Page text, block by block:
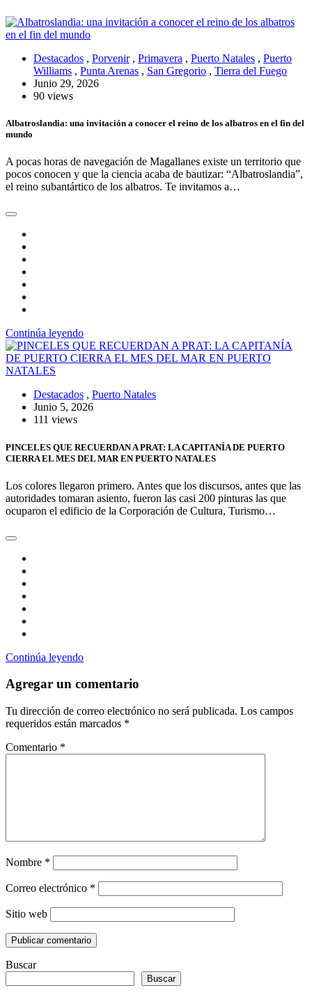
Destacados , Porvenir, Primavera , Puerto Natales , Puerto
Williams , Punta Arenas , San Gregorio , Tierra del Fuego
Junio 29, 2026
90 views
Albatroslandia: una invitación a conocer el reino de los albatros en el fin del
mundo
A pocas horas de navegación de Magallanes existe un territorio que
pocos conocen y que la ciencia acaba de bautizar: “Albatroslandia”,
el reino subantártico de los albatros. Te invitamos a…
Continúa leyendo
Destacados , Puerto Natales
Junio 5, 2026
111 views
PINCELES QUE RECUERDAN A PRAT: LA CAPITANÍA DE PUERTO
CIERRA EL MES DEL MAR EN PUERTO NATALES
Los colores llegaron primero. Antes que los discursos, antes que las
autoridades tomaran asiento, fueron las casi 200 pinturas las que
ocuparon el edificio de la Corporación de Cultura, Turismo…
Continúa leyendo
Agregar un comentario
Tu dirección de correo electrónico no será publicada. Los campos
requeridos están marcados *
Comentario *
Nombre *
Correo electrónico *
Sitio web
Buscar
Buscar